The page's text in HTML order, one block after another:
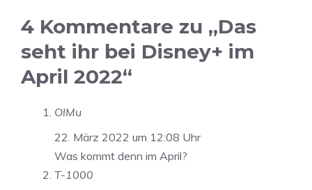
4 Kommentare zu „Das
seht ihr bei Disney+ im
April 2022“
OlMu
22. März 2022 um 12:08 Uhr
Was kommt denn im April?
T-1000